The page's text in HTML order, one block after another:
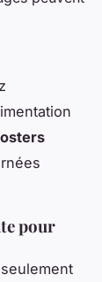
pour